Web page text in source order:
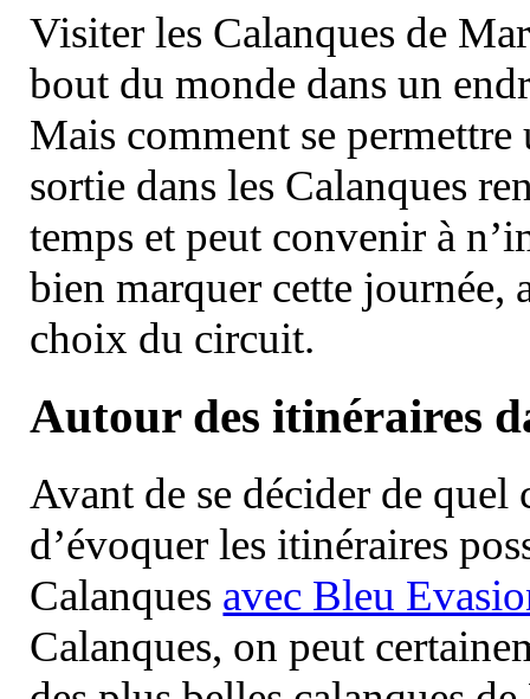
Visiter les Calanques de
bout du monde dans un
Mais comment se permettre
sortie dans les Calanques
temps et peut convenir à
bien marquer cette journée,
choix du circuit.
Autour des itinéraires
Avant de se décider de
d’évoquer les itinéraires
Calanques avec Bleu
Calanques, on peut